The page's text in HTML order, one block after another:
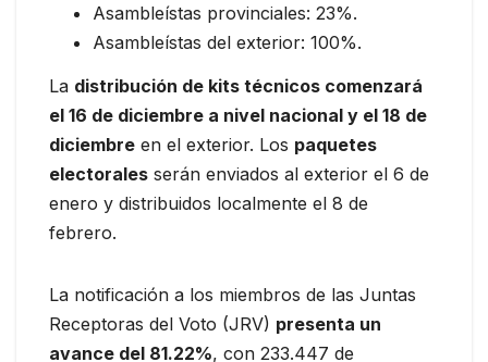
Asambleístas provinciales: 23%.
Asambleístas del exterior: 100%.
La distribución de kits técnicos comenzará
el 16 de diciembre a nivel nacional y el 18 de
diciembre en el exterior. Los paquetes
electorales serán enviados al exterior el 6 de
enero y distribuidos localmente el 8 de
febrero.
La notificación a los miembros de las Juntas
Receptoras del Voto (JRV) presenta un
avance del 81.22%, con 233.447 de